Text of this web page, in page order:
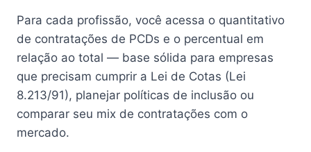
Para cada profissão, você acessa o quantitativo
de contratações de PCDs e o percentual em
relação ao total — base sólida para empresas
que precisam cumprir a Lei de Cotas (Lei
8.213/91), planejar políticas de inclusão ou
comparar seu mix de contratações com o
mercado.